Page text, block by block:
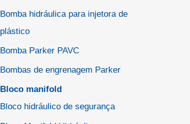
Bomba hidráulica para injetora de
plástico
Bomba Parker PAVC
Bombas de engrenagem Parker
Bloco manifold
Bloco hidráulico de segurança